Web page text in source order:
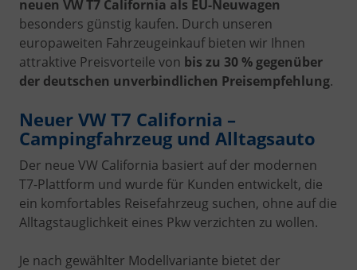
neuen VW T7 California als EU-Neuwagen
besonders günstig kaufen. Durch unseren
europaweiten Fahrzeugeinkauf bieten wir Ihnen
attraktive Preisvorteile von bis zu 30 % gegenüber
der deutschen unverbindlichen Preisempfehlung.
Neuer VW T7 California –
Campingfahrzeug und Alltagsauto
Der neue VW California basiert auf der modernen
T7-Plattform und wurde für Kunden entwickelt, die
ein komfortables Reisefahrzeug suchen, ohne auf die
Alltagstauglichkeit eines Pkw verzichten zu wollen.
Je nach gewählter Modellvariante bietet der